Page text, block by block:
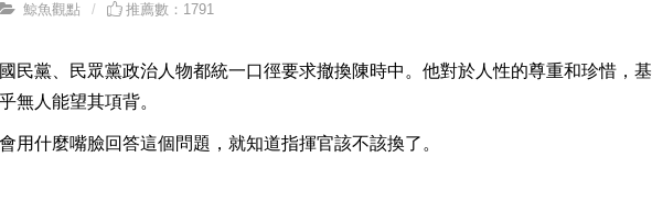
鯨魚觀點 推薦數：1791
民黨、民眾黨政治人物都統一口徑要求撤換陳時中。他對於人性的尊重和珍惜，基
無人能望其項背。
用什麼嘴臉回答這個問題，就知道指揮官該不該換了。